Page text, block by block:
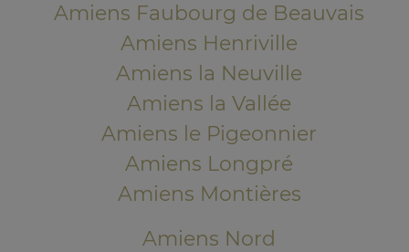
Amiens Faubourg de Beauvais
Amiens Henriville
Amiens la Neuville
Amiens la Vallée
Amiens le Pigeonnier
Amiens Longpré
Amiens Montières
Amiens Nord